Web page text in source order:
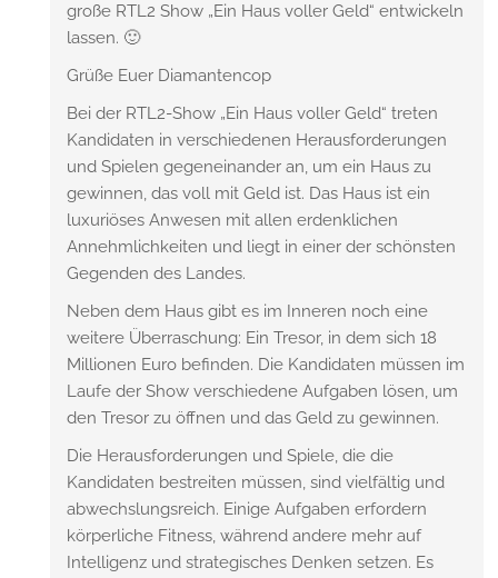
große RTL2 Show „Ein Haus voller Geld“ entwickeln
lassen. 🙂
Grüße Euer Diamantencop
Bei der RTL2-Show „Ein Haus voller Geld“ treten
Kandidaten in verschiedenen Herausforderungen
und Spielen gegeneinander an, um ein Haus zu
gewinnen, das voll mit Geld ist. Das Haus ist ein
luxuriöses Anwesen mit allen erdenklichen
Annehmlichkeiten und liegt in einer der schönsten
Gegenden des Landes.
Neben dem Haus gibt es im Inneren noch eine
weitere Überraschung: Ein Tresor, in dem sich 18
Millionen Euro befinden. Die Kandidaten müssen im
Laufe der Show verschiedene Aufgaben lösen, um
den Tresor zu öffnen und das Geld zu gewinnen.
Die Herausforderungen und Spiele, die die
Kandidaten bestreiten müssen, sind vielfältig und
abwechslungsreich. Einige Aufgaben erfordern
körperliche Fitness, während andere mehr auf
Intelligenz und strategisches Denken setzen. Es